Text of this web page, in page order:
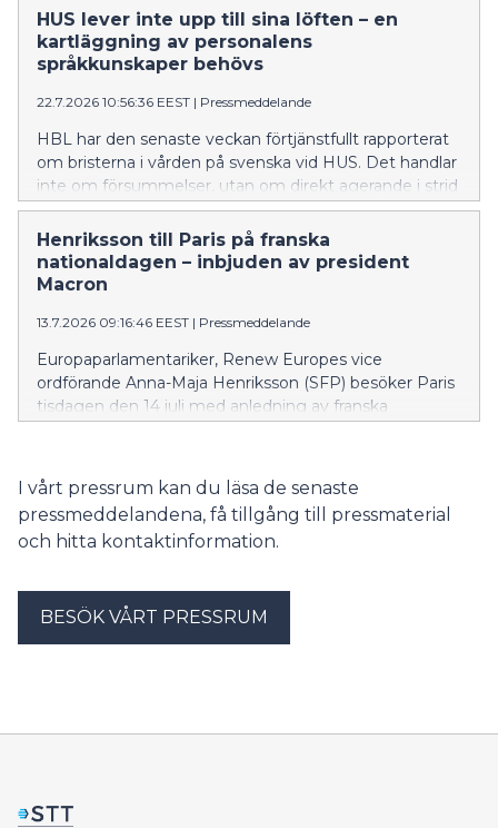
HUS lever inte upp till sina löften – en
kartläggning av personalens
språkkunskaper behövs
22.7.2026 10:56:36 EEST | Pressmeddelande
HBL har den senaste veckan förtjänstfullt rapporterat
om bristerna i vården på svenska vid HUS. Det handlar
inte om försummelser, utan om direkt agerande i strid
med språklagstiftningen.
Henriksson till Paris på franska
nationaldagen – inbjuden av president
Macron
13.7.2026 09:16:46 EEST | Pressmeddelande
Europaparlamentariker, Renew Europes vice
ordförande Anna-Maja Henriksson (SFP) besöker Paris
tisdagen den 14 juli med anledning av franska
I vårt pressrum kan du läsa de senaste
pressmeddelandena, få tillgång till pressmaterial
och hitta kontaktinformation.
BESÖK VÅRT PRESSRUM